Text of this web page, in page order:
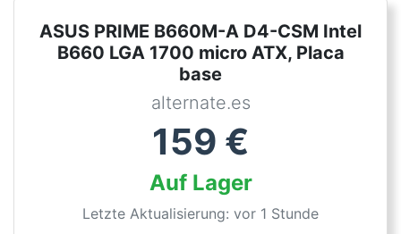
ASUS PRIME B660M-A D4-CSM Intel
B660 LGA 1700 micro ATX, Placa
base
alternate.es
159 €
Auf Lager
Letzte Aktualisierung: vor 1 Stunde